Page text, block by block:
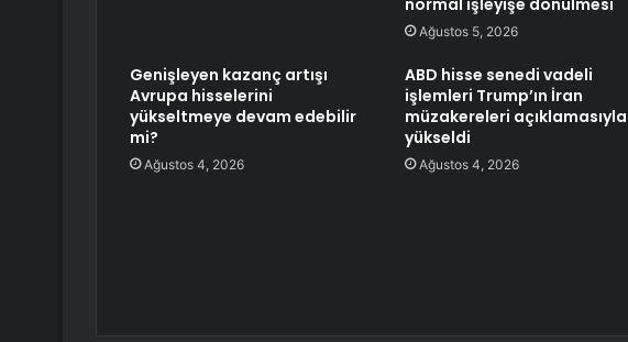
normal işleyişe dönülmesi
Ağustos 5, 2026
Genişleyen kazanç artışı
Avrupa hisselerini
yükseltmeye devam edebilir
mi?
Ağustos 4, 2026
ABD hisse senedi vadeli
işlemleri Trump’ın İran
müzakereleri açıklamasıyla
yükseldi
Ağustos 4, 2026